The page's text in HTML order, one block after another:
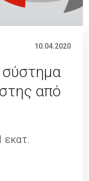
10.04.2020
από
εκατ.